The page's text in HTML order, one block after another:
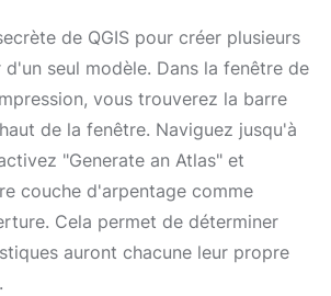
de QGIS pour créer plusieurs
seul modèle. Dans la fenêtre de
vous trouverez la barre
de la fenêtre. Naviguez jusqu'à
"Generate an Atlas" et
couche d'arpentage comme
Cela permet de déterminer
auront chacune leur propre